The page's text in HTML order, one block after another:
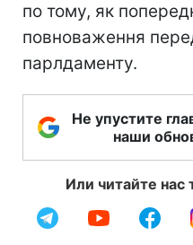
по тому, як
повноваження
парлдаменту.
Не упустите
наши
Или читайте нас